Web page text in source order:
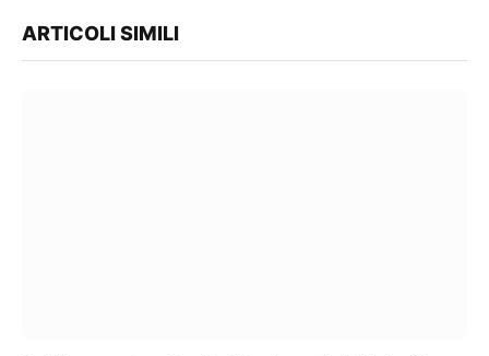
ARTICOLI SIMILI